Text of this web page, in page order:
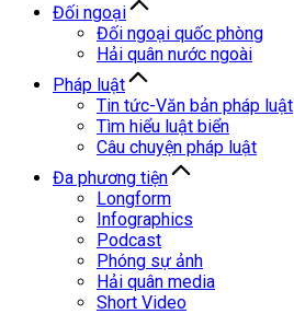
Đối ngoại
Đối ngoại quốc phòng
Hải quân nước ngoài
Pháp luật
Tin tức-Văn bản pháp luật
Tìm hiểu luật biển
Câu chuyện pháp luật
Đa phương tiện
Longform
Infographics
Podcast
Phóng sự ảnh
Hải quân media
Short Video